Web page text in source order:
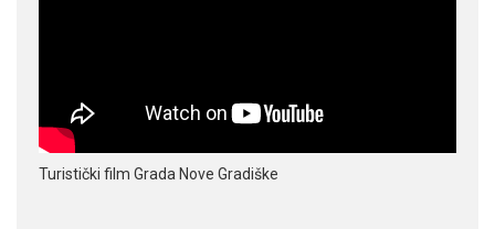
Turistički film Grada Nove Gradiške